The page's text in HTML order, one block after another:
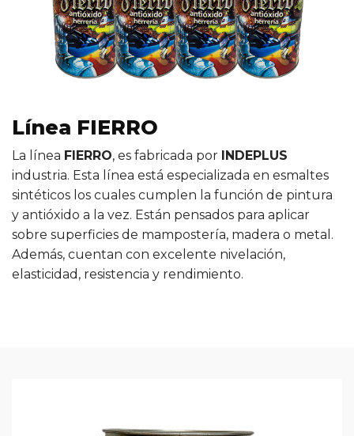
Línea FIERRO
La línea FIERRO, es fabricada por INDEPLUS
industria. Esta línea está especializada en esmaltes
sintéticos los cuales cumplen la función de pintura
y antióxido a la vez. Están pensados para aplicar
sobre superficies de mampostería, madera o metal.
Además, cuentan con excelente nivelación,
elasticidad, resistencia y rendimiento.